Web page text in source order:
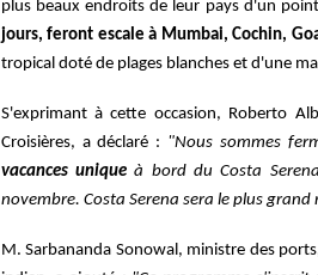
plus beaux endroits de leur pays d'un
jours, feront escale à Mumbai, Cochin,
tropical doté de plages blanches et d'une
S'exprimant à cette occasion, Roberto
Croisières, a déclaré : "Nous sommes
vacances uniqueà bord du Costa
novembre. Costa Serena sera le plus
M. Sarbananda Sonowal, ministre des